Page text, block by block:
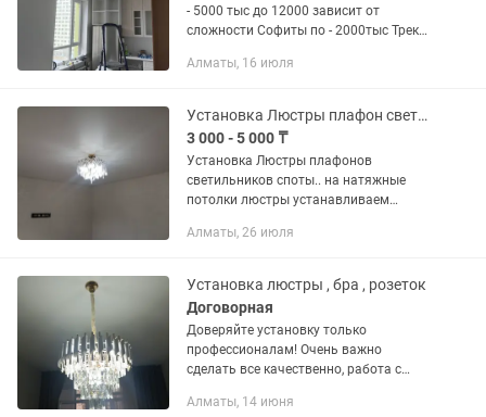
- 5000 тыс до 12000 зависит от
сложности Софиты по - 2000тыс Трек
по - 4000 тыс
Алматы, 16 июля
Установка Люстры плафон светильники бра
3 000 - 5 000 ₸
Установка Люстры плафонов
светильников споты.. на натяжные
потолки люстры устанавливаем
потолочный и висячий
Алматы, 26 июля
Установка люстры , бра , розеток
Договорная
Доверяйте установку только
профессионалам! Очень важно
сделать все качественно, работа с
максимального профессионализма !
Алматы, 14 июня